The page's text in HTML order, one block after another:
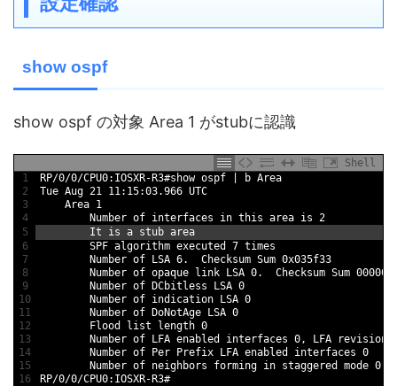
show ospf
show ospf の対象 Area 1 がstubに認識
Shell
1
2
3
4
5
6
7
8
9
10
11
12
13
14
15
16
RP/0/0/CPU0:IOSXR-R3#show ospf | b Area
Tue Aug 21 11:15:03.966 UTC
Area 1
Number of interfaces in this area is 2
It is a stub area
SPF algorithm executed 7 times
Number of LSA 6.  Checksum Sum 0x035f33
Number of opaque link LSA 0.  Checksum Sum
Number of DCbitless LSA 0
Number of indication LSA 0
Number of DoNotAge LSA 0
Flood list length 0
Number of LFA enabled interfaces 0, LFA revision
Number of Per Prefix LFA enabled interfaces 0
Number of neighbors forming in staggered mode 0,
RP/0/0/CPU0:IOSXR-R3#